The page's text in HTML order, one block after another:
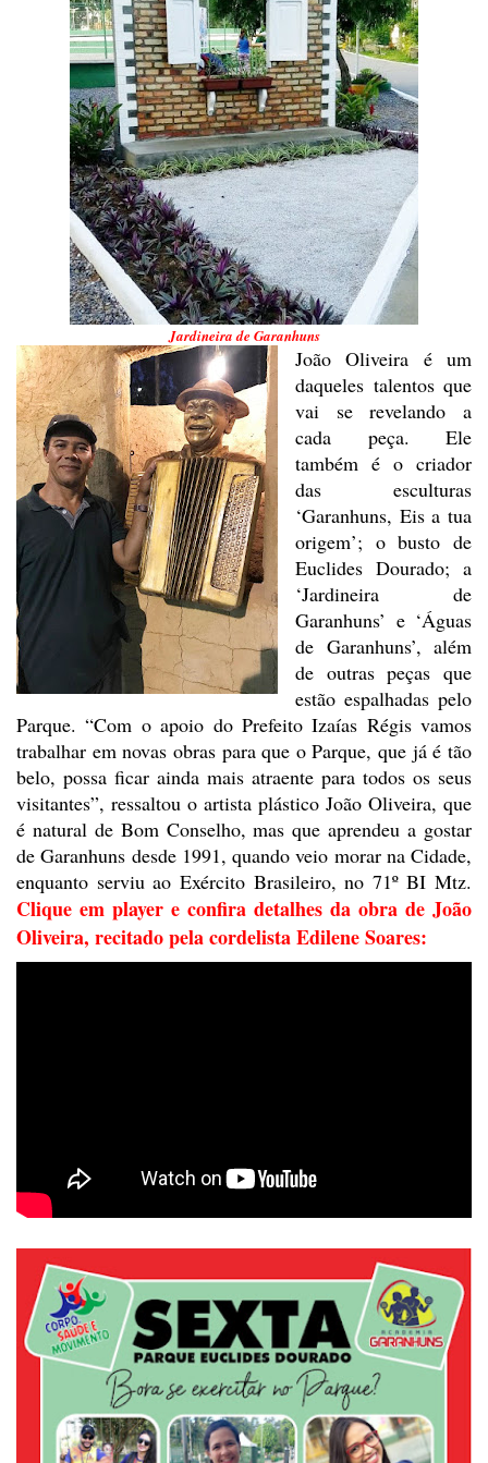
Jardineira de Garanhuns
João Oliveira é um
daqueles talentos que
vai se revelando a
cada peça. Ele
também é o criador
das esculturas
‘Garanhuns, Eis a tua
origem’; o busto de
Euclides Dourado; a
‘Jardineira de
Garanhuns’ e ‘Águas
de Garanhuns’, além
de outras peças que
estão espalhadas pelo
Parque. “Com o apoio do Prefeito Izaías Régis vamos
trabalhar em novas obras para que o Parque, que já é tão
belo, possa ficar ainda mais atraente para todos os seus
visitantes”, ressaltou o artista plástico João Oliveira, que
é natural de Bom Conselho, mas que aprendeu a gostar
de Garanhuns desde 1991, quando veio morar na Cidade,
enquanto serviu ao Exército Brasileiro, no 71º BI Mtz.
Clique em player e confira detalhes da obra de João
Oliveira, recitado pela cordelista Edilene Soares: